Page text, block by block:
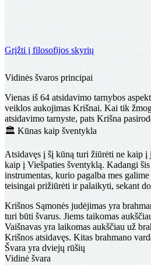
Grįžti į filosofijos skyrių
Vidinės švaros principai
Vienas iš 64 atsidavimo tarnybos
veiklos aukojimas Krišnai. Kai tik
atsidavimo tarnyste, pats Krišna
🏛️ Kūnas kaip šventykla
Atsidavęs į šį kūną turi žiūrėti ne kaip
kaip į Viešpaties šventyklą. Kadangi
instrumentas, kurio pagalba mes
teisingai prižiūrėti ir palaikyti, sekant
Krišnos Sąmonės judėjimas yra
turi būti švarus. Jiems taikomas
Vaišnavas yra laikomas aukščiau už
Krišnos atsidavęs. Kitas brahmano
Švara yra dviejų rūšių
Vidinė švara